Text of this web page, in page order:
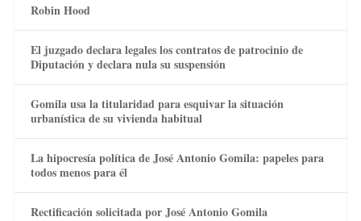
Robin Hood
El juzgado declara legales los contratos de patrocinio de
Diputación y declara nula su suspensión
Gomila usa la titularidad para esquivar la situación
urbanística de su vivienda habitual
La hipocresía política de José Antonio Gomila: papeles para
todos menos para él
Rectificación solicitada por José Antonio Gomila